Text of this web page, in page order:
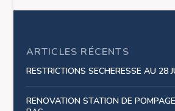
ARTICLES RÉCENTS
RESTRICTIONS SECHERESSE AU 28
RENOVATION STATION DE